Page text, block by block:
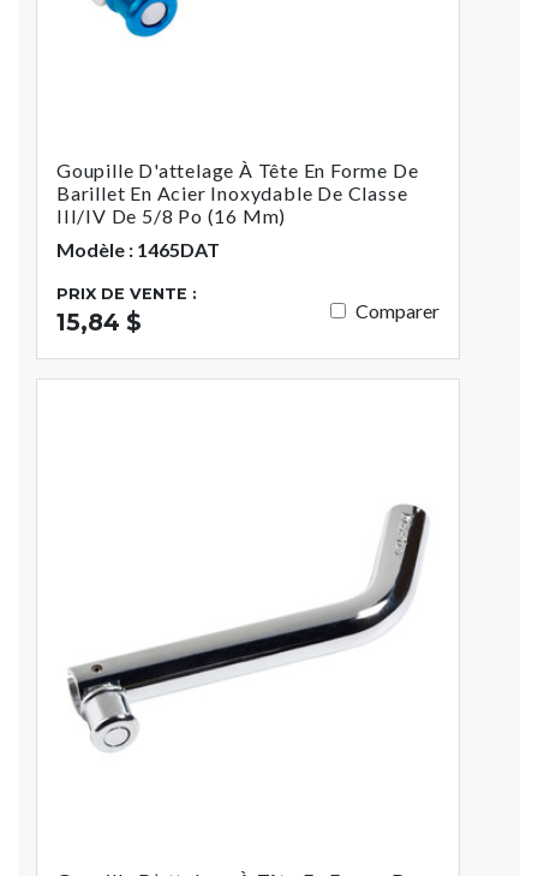
Goupille D'attelage À Tête En Forme De
Barillet En Acier Inoxydable De Classe
III/IV De 5/8 Po (16 Mm)
Modèle : 1465DAT
PRIX DE VENTE :
15,84 $ Comparer